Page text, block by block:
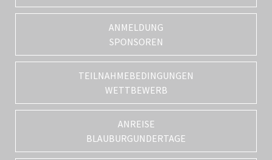
ANMELDUNG
SPONSOREN
TEILNAHMEBEDINGUNGEN
WETTBEWERB
ANREISE
BLAUBURGUNDERTAGE